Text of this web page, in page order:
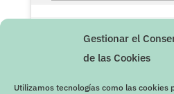
Gestionar el
de las Cookies
Utilizamos tecnologías como las